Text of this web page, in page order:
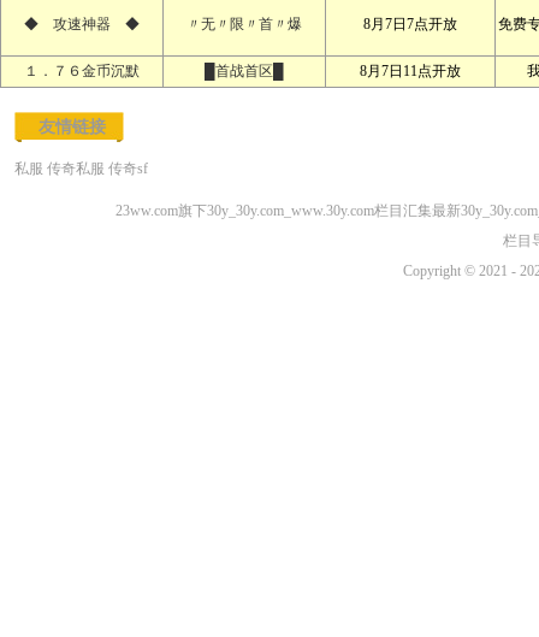
◆ 攻速神器 ◆ 〃无〃限〃首〃爆 8月7日7点开放 免费
１．７６金币沉默 █首战首区█ 8月7日11点开放
友情链接
私服 传奇私服 传奇sf
23ww.com旗下30y_30y.com_www.30y.com栏目汇集最新
栏目
Copyright © 2021 -